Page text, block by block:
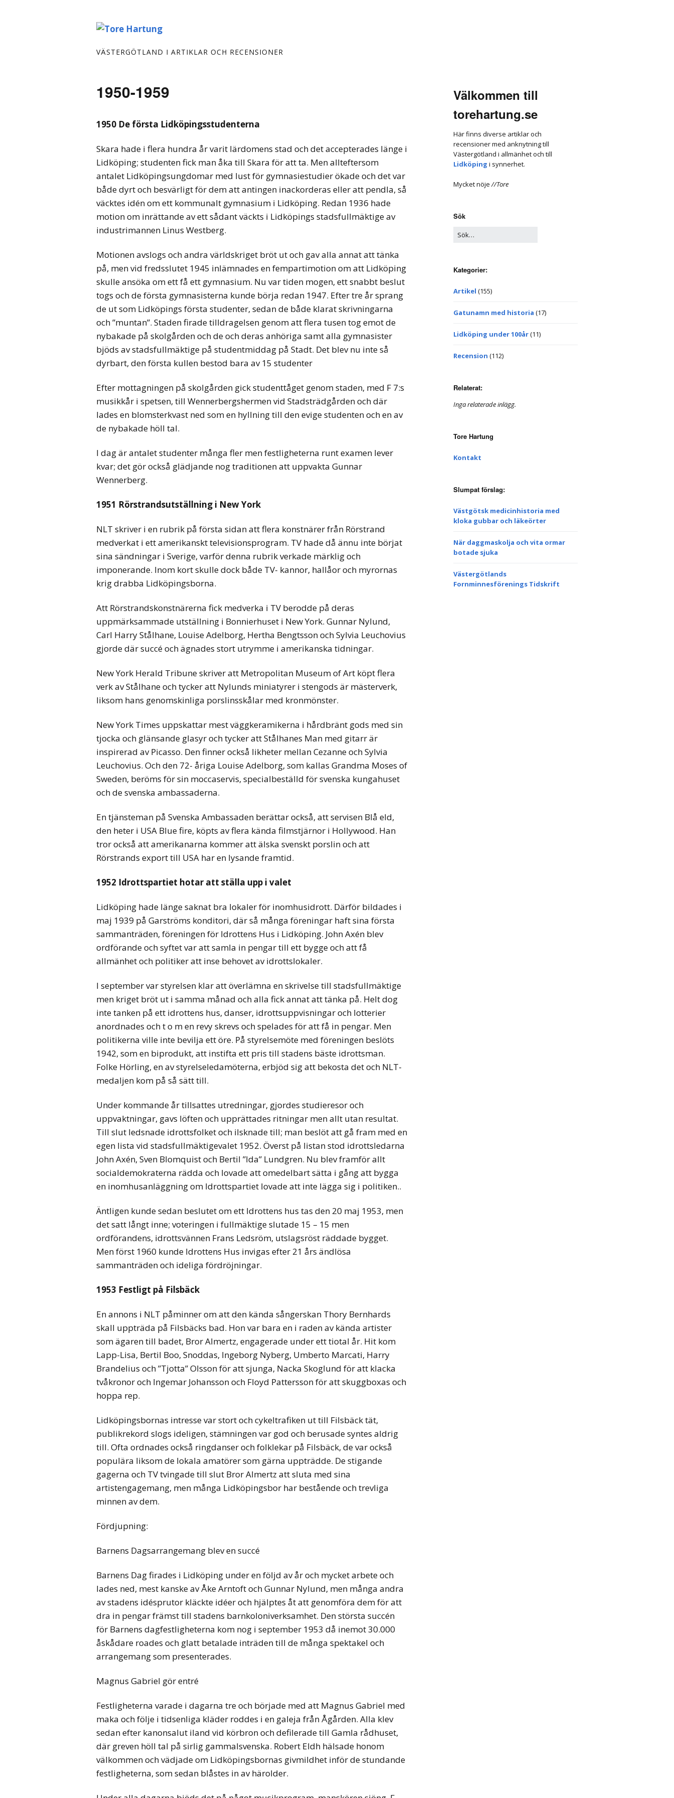
VÄSTERGÖTLAND I ARTIKLAR OCH RECENSIONER
1950-1959
1950 De första Lidköpingsstudenterna
Skara hade i flera hundra år varit lärdomens stad och det accepterades länge i
Lidköping; studenten fick man åka till Skara för att ta. Men allteftersom
antalet Lidköpingsungdomar med lust för gymnasiestudier ökade och det var
både dyrt och besvärligt för dem att antingen inackorderas eller att pendla, så
väcktes idén om ett kommunalt gymnasium i Lidköping. Redan 1936 hade
motion om inrättande av ett sådant väckts i Lidköpings stadsfullmäktige av
industrimannen Linus Westberg.
Motionen avslogs och andra världskriget bröt ut och gav alla annat att tänka
på, men vid fredsslutet 1945 inlämnades en fempartimotion om att Lidköping
skulle ansöka om ett få ett gymnasium. Nu var tiden mogen, ett snabbt beslut
togs och de första gymnasisterna kunde börja redan 1947. Efter tre år sprang
de ut som Lidköpings första studenter, sedan de både klarat skrivningarna
och ”muntan”. Staden firade tilldragelsen genom att flera tusen tog emot de
nybakade på skolgården och de och deras anhöriga samt alla gymnasister
bjöds av stadsfullmäktige på studentmiddag på Stadt. Det blev nu inte så
dyrbart, den första kullen bestod bara av 15 studenter
Efter mottagningen på skolgården gick studenttåget genom staden, med F 7:s
musikkår i spetsen, till Wennerbergshermen vid Stadsträdgården och där
lades en blomsterkvast ned som en hyllning till den evige studenten och en av
de nybakade höll tal.
I dag är antalet studenter många fler men festligheterna runt examen lever
kvar; det gör också glädjande nog traditionen att uppvakta Gunnar
Wennerberg.
1951 Rörstrandsutställning i New York
NLT skriver i en rubrik på första sidan att flera konstnärer från Rörstrand
medverkat i ett amerikanskt televisionsprogram. TV hade då ännu inte börjat
sina sändningar i Sverige, varför denna rubrik verkade märklig och
imponerande. Inom kort skulle dock både TV- kannor, hallåor och myrornas
krig drabba Lidköpingsborna.
Att Rörstrandskonstnärerna fick medverka i TV berodde på deras
uppmärksammade utställning i Bonnierhuset i New York. Gunnar Nylund,
Carl Harry Stålhane, Louise Adelborg, Hertha Bengtsson och Sylvia Leuchovius
gjorde där succé och ägnades stort utrymme i amerikanska tidningar.
New York Herald Tribune skriver att Metropolitan Museum of Art köpt flera
verk av Stålhane och tycker att Nylunds miniatyrer i stengods är mästerverk,
liksom hans genomskinliga porslinsskålar med kronmönster.
New York Times uppskattar mest väggkeramikerna i hårdbränt gods med sin
tjocka och glänsande glasyr och tycker att Stålhanes Man med gitarr är
inspirerad av Picasso. Den finner också likheter mellan Cezanne och Sylvia
Leuchovius. Och den 72- åriga Louise Adelborg, som kallas Grandma Moses of
Sweden, beröms för sin moccaservis, specialbeställd för svenska kungahuset
och de svenska ambassaderna.
En tjänsteman på Svenska Ambassaden berättar också, att servisen Blå eld,
den heter i USA Blue fire, köpts av flera kända filmstjärnor i Hollywood. Han
tror också att amerikanarna kommer att älska svenskt porslin och att
Rörstrands export till USA har en lysande framtid.
1952 Idrottspartiet hotar att ställa upp i valet
Lidköping hade länge saknat bra lokaler för inomhusidrott. Därför bildades i
maj 1939 på Garströms konditori, där så många föreningar haft sina första
sammanträden, föreningen för Idrottens Hus i Lidköping. John Axén blev
ordförande och syftet var att samla in pengar till ett bygge och att få
allmänhet och politiker att inse behovet av idrottslokaler.
I september var styrelsen klar att överlämna en skrivelse till stadsfullmäktige
men kriget bröt ut i samma månad och alla fick annat att tänka på. Helt dog
inte tanken på ett idrottens hus, danser, idrottsuppvisningar och lotterier
anordnades och t o m en revy skrevs och spelades för att få in pengar. Men
politikerna ville inte bevilja ett öre. På styrelsemöte med föreningen beslöts
1942, som en biprodukt, att instifta ett pris till stadens bäste idrottsman.
Folke Hörling, en av styrelseledamöterna, erbjöd sig att bekosta det och NLT-
medaljen kom på så sätt till.
Under kommande år tillsattes utredningar, gjordes studieresor och
uppvaktningar, gavs löften och upprättades ritningar men allt utan resultat.
Till slut ledsnade idrottsfolket och ilsknade till; man beslöt att gå fram med en
egen lista vid stadsfullmäktigevalet 1952. Överst på listan stod idrottsledarna
John Axén, Sven Blomquist och Bertil ”Ida” Lundgren. Nu blev framför allt
socialdemokraterna rädda och lovade att omedelbart sätta i gång att bygga
en inomhusanläggning om Idrottspartiet lovade att inte lägga sig i politiken..
Äntligen kunde sedan beslutet om ett Idrottens hus tas den 20 maj 1953, men
det satt långt inne; voteringen i fullmäktige slutade 15 – 15 men
ordförandens, idrottsvännen Frans Ledsröm, utslagsröst räddade bygget.
Men först 1960 kunde Idrottens Hus invigas efter 21 års ändlösa
sammanträden och ideliga fördröjningar.
1953 Festligt på Filsbäck
En annons i NLT påminner om att den kända sångerskan Thory Bernhards
skall uppträda på Filsbäcks bad. Hon var bara en i raden av kända artister
som ägaren till badet, Bror Almertz, engagerade under ett tiotal år. Hit kom
Lapp-Lisa, Bertil Boo, Snoddas, Ingeborg Nyberg, Umberto Marcati, Harry
Brandelius och ”Tjotta” Olsson för att sjunga, Nacka Skoglund för att klacka
tvåkronor och Ingemar Johansson och Floyd Pattersson för att skuggboxas och
hoppa rep.
Lidköpingsbornas intresse var stort och cykeltrafiken ut till Filsbäck tät,
publikrekord slogs ideligen, stämningen var god och berusade syntes aldrig
till. Ofta ordnades också ringdanser och folklekar på Filsbäck, de var också
populära liksom de lokala amatörer som gärna uppträdde. De stigande
gagerna och TV tvingade till slut Bror Almertz att sluta med sina
artistengagemang, men många Lidköpingsbor har bestående och trevliga
minnen av dem.
Fördjupning:
Barnens Dagsarrangemang blev en succé
Barnens Dag firades i Lidköping under en följd av år och mycket arbete och
lades ned, mest kanske av Åke Arntoft och Gunnar Nylund, men många andra
av stadens idésprutor kläckte idéer och hjälptes åt att genomföra dem för att
dra in pengar främst till stadens barnkoloniverksamhet. Den största succén
för Barnens dagfestligheterna kom nog i september 1953 då inemot 30.000
åskådare roades och glatt betalade inträden till de många spektakel och
arrangemang som presenterades.
Magnus Gabriel gör entré
Festligheterna varade i dagarna tre och började med att Magnus Gabriel med
maka och följe i tidsenliga kläder roddes i en galeja från Ågården. Alla klev
sedan efter kanonsalut iland vid körbron och defilerade till Gamla rådhuset,
där greven höll tal på sirlig gammalsvenska. Robert Eldh hälsade honom
välkommen och vädjade om Lidköpingsbornas givmildhet inför de stundande
festligheterna, som sedan blåstes in av härolder.
Välkommen till
torehartung.se
Här finns diverse artiklar och
recensioner med anknytning till
Västergötland i allmänhet och till
Lidköping i synnerhet.
Mycket nöje//Tore
Sök
Kategorier:
Artikel (155)
Gatunamn med historia (17)
Lidköping under 100år(11)
Recension (112)
Relaterat:
Inga relaterade inlägg.
Tore Hartung
Kontakt
Slumpat förslag:
Västgötsk medicinhistoria med
kloka gubbar och läkeörter
När daggmaskolja och vita ormar
botade sjuka
Västergötlands
Fornminnesförenings Tidskrift